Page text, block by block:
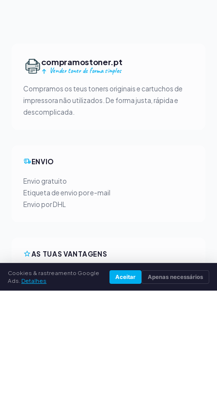
compramostoner.pt
Vender toner de forma simples
Compramos os teus toners originais e cartuchos de
impressora não utilizados. De forma justa, rápida e
descomplicada.
ENVIO
Envio gratuito
Etiqueta de envio por e-mail
Envio por DHL
AS TUAS VANTAGENS
Todas as marcas principais
Preços de compra justos
Cookies & rastreamento Google
Ads. Detalhes Aceitar Apenas necessários